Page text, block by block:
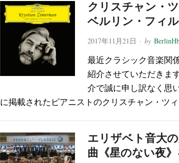
クリスチャン・
ベルリン・フィ
2017年11月21日 · by
最近クラシック音楽関
紹介させていただきま
介で誠に申し訳なく思
に掲載されたピアニストのクリスチャン・ツ
エリザベト音大
曲《星のない夜